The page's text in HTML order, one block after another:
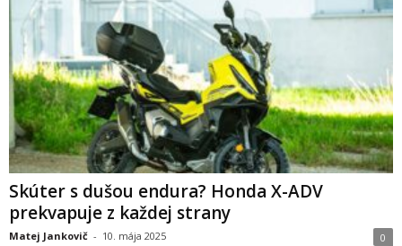
Skúter s dušou endura? Honda X-ADV
prekvapuje z každej strany
Matej Jankovič - 10. mája 2025 0